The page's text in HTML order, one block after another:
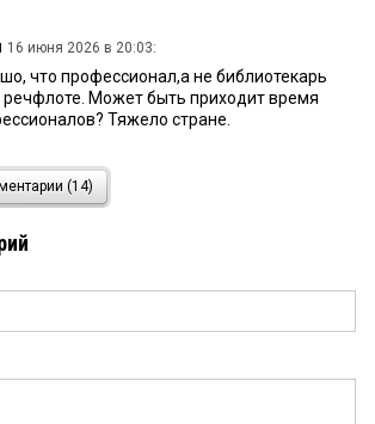
16 июня 2026 в 20:03:
что профессионал,а не библиотекарь
речфлоте. Может быть приходит время
Тяжело стране.
который всё про всех знает
прям сам взял и «ушел на заслуженный
даже не дождавшись исполнения 65
15 июня 2026 в 07:38:
пропал дом». Ф.Ф. Преображенский
(14)